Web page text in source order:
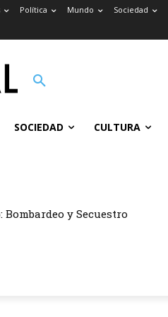
Política Mundo Sociedad
SOCIEDAD CULTURA
Bombardeo y Secuestro